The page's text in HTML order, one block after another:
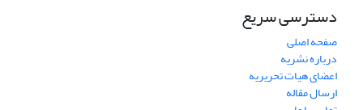
دسترسی سریع
صفحه اصلی
درباره نشریه
اعضای هیات تحریریه
ارسال مقاله